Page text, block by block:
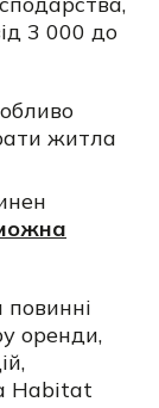
3 000 до
житла
оренди,
Habitat